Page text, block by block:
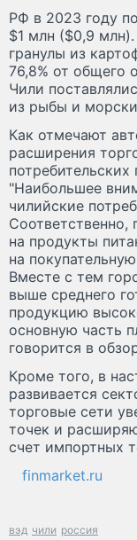
РФ в 2023 году
$1 млн ($0,9
гранулы из
76,8% от общего
Чили
из рыбы и
Как отмечают
расширения
"Наибольшее
чилийские
на продукты
на
Вместе с тем
выше среднего
продукцию
основную часть
говорится в
Кроме того, в
развивается
торговые сети
точек и
счет импортных
finmarket.ru
вэд чили россия